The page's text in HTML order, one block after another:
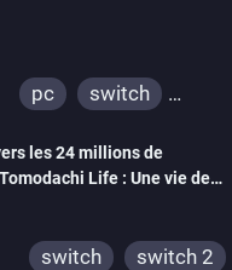
pc
switch
xbox one
wiiu
3ds
ps3
switch 2
les 24 millions de
Life : Une vie de
switch switch 2